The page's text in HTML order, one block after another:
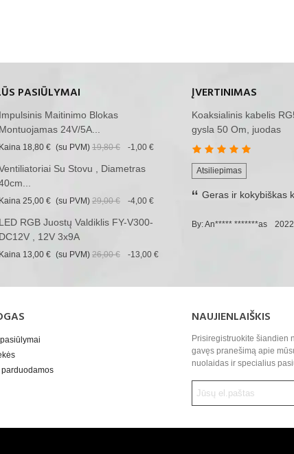
PASIŪLYMAI
Impulsinis Maitinimo Blokas
Montuojamas 24V/5A...
Kaina 18,80 € (su PVM) 19,80 € -1,00 €
Su Stovu , Diametras
Kaina 25,00 € (su PVM) 29,00 € -4,00 €
LED RGB Juostų Valdiklis FY-V300-
DC12V , 12V 3x9A
Kaina 13,00 € (su PVM) 26,00 € -13,00 €
ĮVERTINIMAS
Koaksialinis kabelis
gysla 50 Om, juodas
Atsiliepimas
Geras ir kokybiškas
By: An***** *******as
NAUJIENLAIŠKIS
Prisiregistruokite šiandien
gavęs pranešimą apie
nuolaidas ir specialius